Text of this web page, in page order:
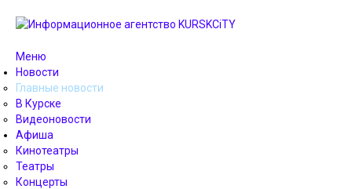
Меню
Новости
Главные новости
В Курске
Видеоновости
Афиша
Кинотеатры
Театры
Концерты